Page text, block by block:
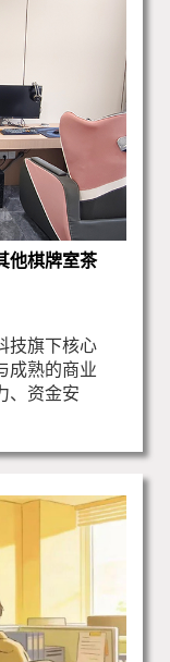
他棋牌室茶
技旗下核心
成熟的商业
、资金安